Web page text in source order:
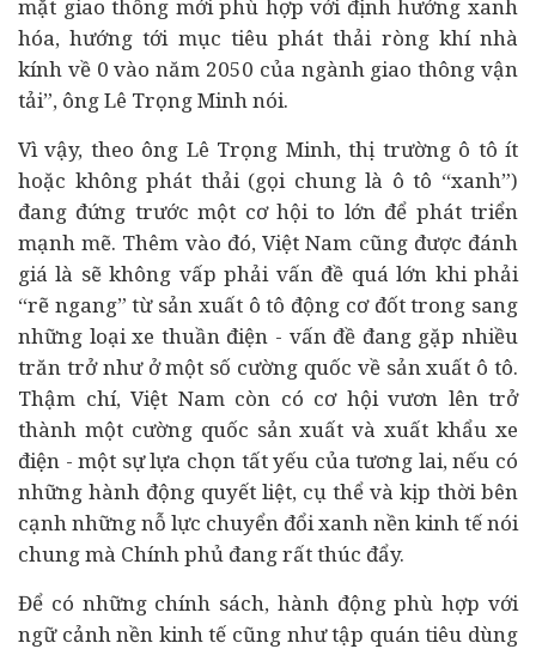
mặt giao thông mới phù hợp với định hướng xanh
hóa, hướng tới mục tiêu phát thải ròng khí nhà
kính về 0 vào năm 2050 của ngành giao thông vận
tải”, ông Lê Trọng Minh nói.
Vì vậy, theo ông Lê Trọng Minh, thị trường ô tô ít
hoặc không phát thải (gọi chung là ô tô “xanh”)
đang đứng trước một cơ hội to lớn để phát triển
mạnh mẽ. Thêm vào đó, Việt Nam cũng được đánh
giá là sẽ không vấp phải vấn đề quá lớn khi phải
“rẽ ngang” từ sản xuất ô tô động cơ đốt trong sang
những loại xe thuần điện - vấn đề đang gặp nhiều
trăn trở như ở một số cường quốc về sản xuất ô tô.
Thậm chí, Việt Nam còn có cơ hội vươn lên trở
thành một cường quốc sản xuất và xuất khẩu xe
điện - một sự lựa chọn tất yếu của tương lai, nếu có
những hành động quyết liệt, cụ thể và kịp thời bên
cạnh những nỗ lực chuyển đổi xanh nền kinh tế nói
chung mà Chính phủ đang rất thúc đẩy.
Để có những chính sách, hành động phù hợp với
ngữ cảnh nền kinh tế cũng như tập quántiêu dùng